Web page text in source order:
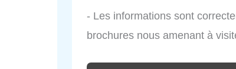
- Les informations sont
brochures nous amenant à